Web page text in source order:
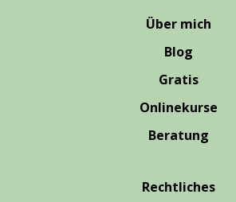
Über mich
Blog
Gratis
Onlinekurse
Beratung
Rechtliches